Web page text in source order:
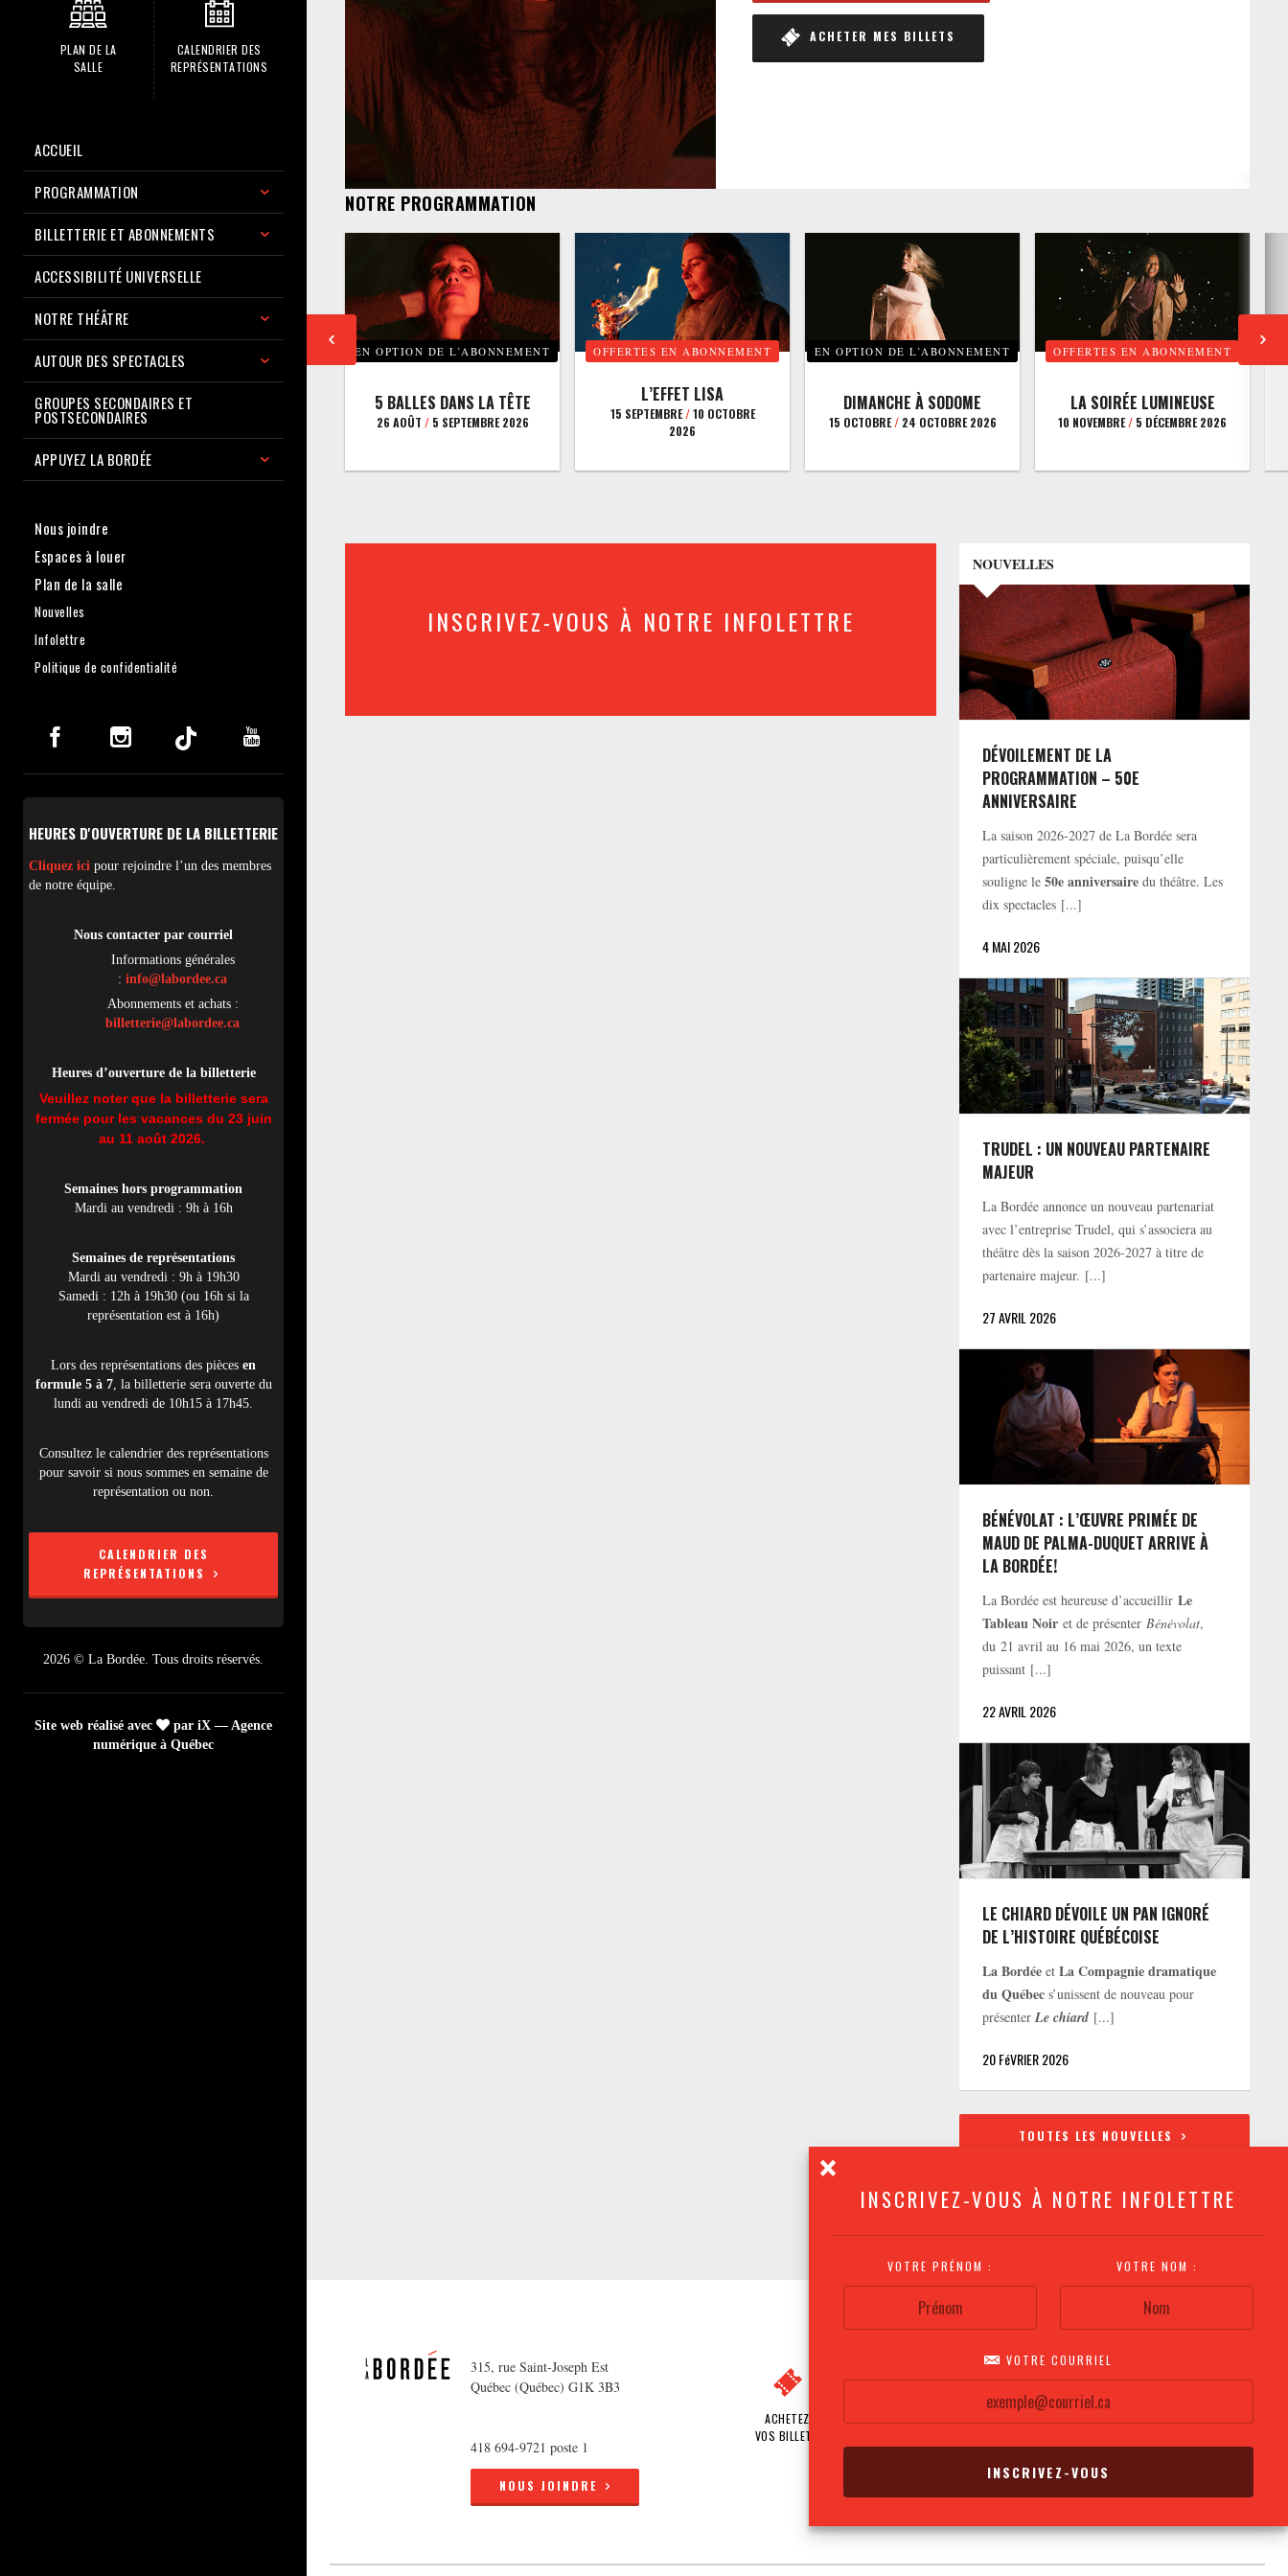
INSCRIVEZ-VOUS À NOTRE INFOLETTRE
VOTRE PRÉNOM : VOTRE NOM :
VOTRE COURRIEL
PLAN DE LA
SALLE
CALENDRIER DES
REPRÉSENTATIONS
ACCUEIL
PROGRAMMATION
BILLETTERIE ET ABONNEMENTS
ACCESSIBILITÉ UNIVERSELLE
NOTRE THÉÂTRE
AUTOUR DES SPECTACLES
GROUPES SECONDAIRES ET
POSTSECONDAIRES
APPUYEZ LA BORDÉE
Nous joindre
Espaces à louer
Plan de la salle
Nouvelles
Infolettre
Politique de confidentialité
HEURES D'OUVERTURE DE LA BILLETTERIE
Cliquez ici pour rejoindre l’un des membres
de notre équipe.
Nous contacter par courriel
Informations générales
: info@labordee.ca
Abonnements et achats :
billetterie@labordee.ca
Heures d’ouverture de la billetterie
Veuillez noter que la billetterie sera
fermée pour les vacances du 23 juin
au 11 août 2026.
Semaines hors programmation
Mardi au vendredi : 9h à 16h
Semaines de représentations
Mardi au vendredi : 9h à 19h30
Samedi : 12h à 19h30 (ou 16h si la
représentation est à 16h)
Lors des représentations des pièces en
formule 5 à 7, la billetterie sera ouverte du
lundi au vendredi de 10h15 à 17h45.
Consultez le calendrier des représentations
pour savoir si nous sommes en semaine de
représentation ou non.
CALENDRIER DES
REPRÉSENTATIONS
2026 © La Bordée. Tous droits réservés.
Site web réalisé avec
par iX — Agence
numérique à Québec
ACHETER MES BILLETS
NOTRE PROGRAMMATION
EN OPTION DE L’ABONNEMENT
5 BALLES DANS LA TÊTE
26 AOÛT /5 SEPTEMBRE 2026
OFFERTES EN ABONNEMENT
L’EFFET LISA
15 SEPTEMBRE/10 OCTOBRE
2026
EN OPTION DE L’ABONNEMENT
DIMANCHE À SODOME
15 OCTOBRE/24 OCTOBRE 2026
OFFERTES EN ABONNEMENT
LA SOIRÉE LUMINEUSE
10 NOVEMBRE/ 5 DÉCEMBRE 2026
INSCRIVEZ-VOUS À NOTRE INFOLETTRE
NOUVELLES
DÉVOILEMENT DE LA
PROGRAMMATION – 50E
ANNIVERSAIRE
La saison 2026-2027 de La Bordée sera
particulièrement spéciale, puisqu’elle
souligne le50e anniversaire du théâtre. Les
dix spectacles [...]
4 MAI 2026
TRUDEL : UN NOUVEAU PARTENAIRE
MAJEUR
La Bordée annonce un nouveau partenariat
avec l’entreprise Trudel, qui s’associera au
théâtre dès la saison 2026-2027 à titre de
partenaire majeur. [...]
27 AVRIL 2026
BÉNÉVOLAT : L’ŒUVRE PRIMÉE DE
MAUD DE PALMA-DUQUET ARRIVE À
LA BORDÉE!
La Bordée est heureuse d’accueillirLe
Tableau Noir et de présenterBénévolat,
du 21 avril au 16 mai 2026, un texte
puissant [...]
22 AVRIL 2026
LE CHIARD DÉVOILE UN PAN IGNORÉ
DE L’HISTOIRE QUÉBÉCOISE
La Bordée etLa Compagnie dramatique
du Québec s’unissent de nouveau pour
présenterLe chiard [...]
20 FéVRIER 2026
TOUTES LES NOUVELLES
315, rue Saint-Joseph Est
Québec (Québec) G1K 3B3
418 694-9721 poste 1
NOUS JOINDRE
ACHETEZ
VOS BILLETS